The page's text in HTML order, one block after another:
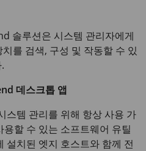
솔루션은 시스템 관리자에게
를 검색, 구성 및 작동할 수 있
데스크톱 앱
스템 관리를 위해 항상 사용 가
할 수 있는 소프트웨어 유틸
설치된 엣지 호스트와 함께 전